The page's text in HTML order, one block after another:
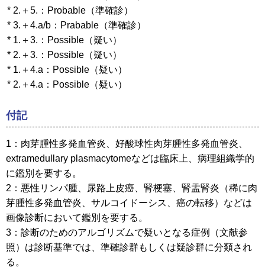
* 2.＋5.：Probable（準確診）
* 3.＋4.a/b：Prabable（準確診）
* 1.＋3.：Possible（疑い）
* 2.＋3.：Possible（疑い）
* 1.＋4.a：Possible（疑い）
* 2.＋4.a：Possible（疑い）
付記
1：肉芽腫性多発血管炎、好酸球性肉芽腫性多発血管炎、
extramedullary plasmacytomeなどは臨床上、病理組織学的
に鑑別を要する。
2：悪性リンパ腫、尿路上皮癌、腎梗塞、腎盂腎炎（稀に肉
芽腫性多発血管炎、サルコイドーシス、癌の転移）などは
画像診断において鑑別を要する。
3：診断のためのアルゴリズムで疑いとなる症例（文献参
照）は診断基準では、準確診群もしくは疑診群に分類され
る。